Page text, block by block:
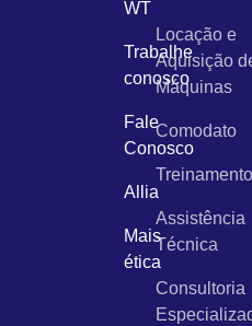
WT
Trabalhe
conosco
Fale
Conosco
Allia
Mais
ética
Locação e
Aquisição
Máquinas
Comodato
Treinamento
Assistência
Técnica
Consultoria